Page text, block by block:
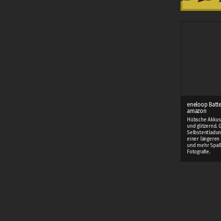
eneloop
amazon
Hübsche
und glitzernd.
einer
und mehr
Fotografie.